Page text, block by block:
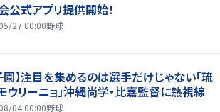
公式アプリ提供開始！
27 00:00野球
園】注目を集めるのは選手だけじゃない「琉
ウリーニョ」沖縄尚学・比嘉監督に熱視線
04 00:00野球